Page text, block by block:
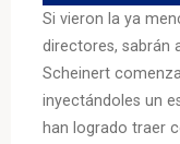
Si vieron la ya
directores, sabrán
Scheinert
inyectándoles un
han logrado traer